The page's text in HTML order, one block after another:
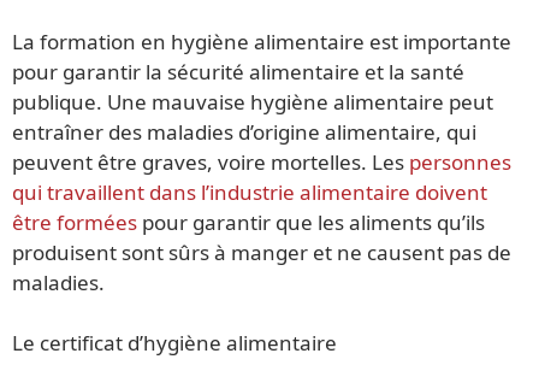
La formation en hygiène alimentaire est importante
pour garantir la sécurité alimentaire et la santé
publique. Une mauvaise hygiène alimentaire peut
entraîner des maladies d’origine alimentaire, qui
peuvent être graves, voire mortelles. Les personnes
qui travaillent dans l’industrie alimentaire doivent
être formées pour garantir que les aliments qu’ils
produisent sont sûrs à manger et ne causent pas de
maladies.
Le certificat d’hygiène alimentaire